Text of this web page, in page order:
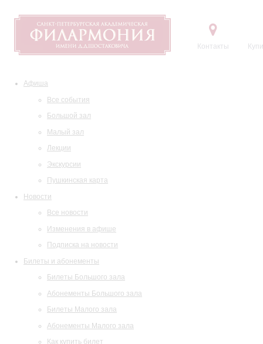
Контакты
Афиша
Все события
Большой зал
Малый зал
Лекции
Экскурсии
Пушкинская карта
Новости
Все новости
Изменения в афише
Подписка на новости
Билеты и абонементы
Билеты Большого зала
Абонементы Большого зала
Билеты Малого зала
Абонементы Малого зала
Как купить билет